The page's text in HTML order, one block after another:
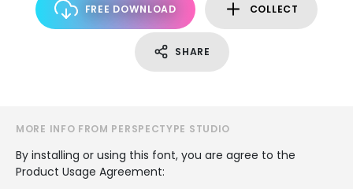
FREE DOWNLOAD COLLECT
SHARE
MORE INFO FROM PERSPECTYPE STUDIO
By installing or using this font, you are agree to the
Product Usage Agreement: